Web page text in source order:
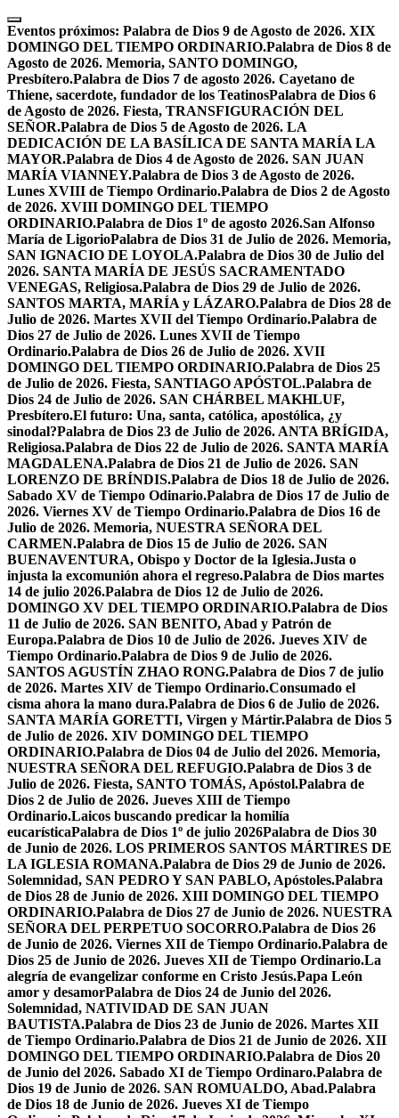
Skip
to
content
Eventos próximos: Palabra de Dios 9 de Agosto de 2026. XIX
DOMINGO DEL TIEMPO ORDINARIO.Palabra de Dios 8 de
Agosto de 2026. Memoria, SANTO DOMINGO,
Presbítero.Palabra de Dios 7 de agosto 2026. Cayetano de
Thiene, sacerdote, fundador de los TeatinosPalabra de Dios 6
de Agosto de 2026. Fiesta, TRANSFIGURACIÓN DEL
SEÑOR.Palabra de Dios 5 de Agosto de 2026. LA
DEDICACIÓN DE LA BASÍLICA DE SANTA MARÍA LA
MAYOR.Palabra de Dios 4 de Agosto de 2026. SAN JUAN
MARÍA VIANNEY.Palabra de Dios 3 de Agosto de 2026.
Lunes XVIII de Tiempo Ordinario.Palabra de Dios 2 de Agosto
de 2026. XVIII DOMINGO DEL TIEMPO
ORDINARIO.Palabra de Dios 1º de agosto 2026.San Alfonso
María de LigorioPalabra de Dios 31 de Julio de 2026. Memoria,
SAN IGNACIO DE LOYOLA.Palabra de Dios 30 de Julio del
2026. SANTA MARÍA DE JESÚS SACRAMENTADO
VENEGAS, Religiosa.Palabra de Dios 29 de Julio de 2026.
SANTOS MARTA, MARÍA y LÁZARO.Palabra de Dios 28 de
Julio de 2026. Martes XVII del Tiempo Ordinario.Palabra de
Dios 27 de Julio de 2026. Lunes XVII de Tiempo
Ordinario.Palabra de Dios 26 de Julio de 2026. XVII
DOMINGO DEL TIEMPO ORDINARIO.Palabra de Dios 25
de Julio de 2026. Fiesta, SANTIAGO APÓSTOL.Palabra de
Dios 24 de Julio de 2026. SAN CHÁRBEL MAKHLUF,
Presbítero.El futuro: Una, santa, católica, apostólica, ¿y
sinodal?Palabra de Dios 23 de Julio de 2026. ANTA BRÍGIDA,
Religiosa.Palabra de Dios 22 de Julio de 2026. SANTA MARÍA
MAGDALENA.Palabra de Dios 21 de Julio de 2026. SAN
LORENZO DE BRÍNDIS.Palabra de Dios 18 de Julio de 2026.
Sabado XV de Tiempo Odinario.Palabra de Dios 17 de Julio de
2026. Viernes XV de Tiempo Ordinario.Palabra de Dios 16 de
Julio de 2026. Memoria, NUESTRA SEÑORA DEL
CARMEN.Palabra de Dios 15 de Julio de 2026. SAN
BUENAVENTURA, Obispo y Doctor de la Iglesia.Justa o
injusta la excomunión ahora el regreso.Palabra de Dios martes
14 de julio 2026.Palabra de Dios 12 de Julio de 2026.
DOMINGO XV DEL TIEMPO ORDINARIO.Palabra de Dios
11 de Julio de 2026. SAN BENITO, Abad y Patrón de
Europa.Palabra de Dios 10 de Julio de 2026. Jueves XIV de
Tiempo Ordinario.Palabra de Dios 9 de Julio de 2026.
SANTOS AGUSTÍN ZHAO RONG.Palabra de Dios 7 de julio
de 2026. Martes XIV de Tiempo Ordinario.Consumado el
cisma ahora la mano dura.Palabra de Dios 6 de Julio de 2026.
SANTA MARÍA GORETTI, Virgen y Mártir.Palabra de Dios 5
de Julio de 2026. XIV DOMINGO DEL TIEMPO
ORDINARIO.Palabra de Dios 04 de Julio del 2026. Memoria,
NUESTRA SEÑORA DEL REFUGIO.Palabra de Dios 3 de
Julio de 2026. Fiesta, SANTO TOMÁS, Apóstol.Palabra de
Dios 2 de Julio de 2026. Jueves XIII de Tiempo
Ordinario.Laicos buscando predicar la homilía
eucarísticaPalabra de Dios 1º de julio 2026Palabra de Dios 30
de Junio de 2026. LOS PRIMEROS SANTOS MÁRTIRES DE
LA IGLESIA ROMANA.Palabra de Dios 29 de Junio de 2026.
Solemnidad, SAN PEDRO Y SAN PABLO, Apóstoles.Palabra
de Dios 28 de Junio de 2026. XIII DOMINGO DEL TIEMPO
ORDINARIO.Palabra de Dios 27 de Junio de 2026. NUESTRA
SEÑORA DEL PERPETUO SOCORRO.Palabra de Dios 26
de Junio de 2026. Viernes XII de Tiempo Ordinario.Palabra de
Dios 25 de Junio de 2026. Jueves XII de Tiempo Ordinario.La
alegría de evangelizar conforme en Cristo Jesús.Papa León
amor y desamorPalabra de Dios 24 de Junio del 2026.
Solemnidad, NATIVIDAD DE SAN JUAN
BAUTISTA.Palabra de Dios 23 de Junio de 2026. Martes XII
de Tiempo Ordinario.Palabra de Dios 21 de Junio de 2026. XII
DOMINGO DEL TIEMPO ORDINARIO.Palabra de Dios 20
de Junio del 2026. Sabado XI de Tiempo Ordinaro.Palabra de
Dios 19 de Junio de 2026. SAN ROMUALDO, Abad.Palabra
de Dios 18 de Junio de 2026. Jueves XI de Tiempo